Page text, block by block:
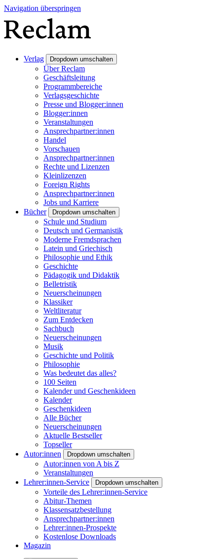
Navigation überspringen
Verlag Dropdown umschalten
Über Reclam
Geschäftsleitung
Programmbereiche
Verlagsgeschichte
Presse und Blogger:innen
Blogger:innen
Veranstaltungen
Ansprechpartner:innen
Handel
Vorschauen
Ansprechpartner:innen
Rechte und Lizenzen
Kleinlizenzen
Foreign Rights
Ansprechpartner:innen
Jobs und Karriere
Bücher
Dropdown umschalten
Schule und Studium
Deutsch und Germanistik
Moderne Fremdsprachen
Latein und Griechisch
Philosophie und Ethik
Geschichte
Pädagogik und Didaktik
Belletristik
Neuerscheinungen
Klassiker
Weltliteratur
Zum Entdecken
Sachbuch
Neuerscheinungen
Musik
Geschichte und Politik
Philosophie
Was bedeutet das alles?
100 Seiten
Kalender und Geschenkideen
Kalender
Geschenkideen
Alle Bücher
Neuerscheinungen
Aktuelle Bestseller
Topseller
Autor:innen
Dropdown umschalten
Autor:innen von A bis Z
Veranstaltungen
Lehrer:innen-Service
Dropdown umschalten
Vorteile des Lehrer:innen-Service
Abitur-Themen
Klassensatzbestellung
Ansprechpartner:innen
Lehrer:innen-Prospekte
Kostenlose Downloads
Magazin